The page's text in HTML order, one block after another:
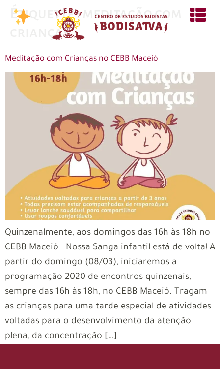
Étiquette : meditação com
crianças
Meditação com Crianças no CEBB Maceió
Quinzenalmente, aos domingos das 16h às 18h no
CEBB Maceió Nossa Sanga infantil está de volta! A
partir do domingo (08/03), iniciaremos a
programação 2020 de encontros quinzenais,
sempre das 16h às 18h, no CEBB Maceió. Tragam
as crianças para uma tarde especial de atividades
voltadas para o desenvolvimento da atenção
plena, da concentração […]